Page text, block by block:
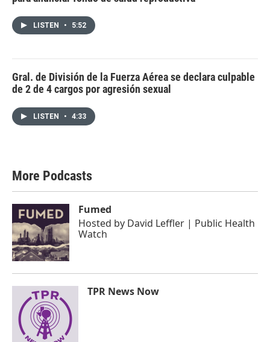
LISTEN • 5:52
Gral. de División de la Fuerza Aérea se declara culpable
de 2 de 4 cargos por agresión sexual
LISTEN • 4:33
More Podcasts
Fumed
Hosted by David Leffler | Public Health
Watch
TPR News Now